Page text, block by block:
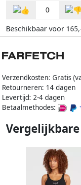
0
Beschikbaar voor
Verzendkosten: Gratis
Retourneren: 14 dagen
Levertijd: 2-4 dagen
Betaalmethodes: